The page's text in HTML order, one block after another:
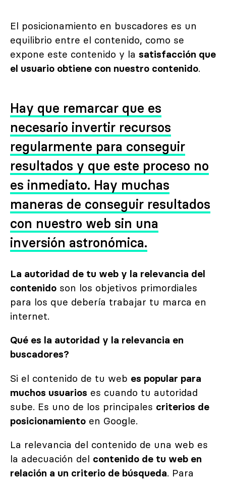
El posicionamiento en buscadores es un
equilibrio entre el contenido, como se
expone este contenido y la satisfacción que
el usuario obtiene con nuestro contenido.
Hay que remarcar que es
necesario invertir recursos
regularmente para conseguir
resultados y que este proceso no
es inmediato. Hay muchas
maneras de conseguir resultados
con nuestro web sin una
inversión astronómica.
La autoridad de tu web y la relevancia del
contenido son los objetivos primordiales
para los que debería trabajar tu marca en
internet.
Qué es la autoridad y la relevancia en
buscadores?
Si el contenido de tu web es popular para
muchos usuarios es cuando tu autoridad
sube. Es uno de los principales criterios de
posicionamiento en Google.
La relevancia del contenido de una web es
la adecuación del contenido de tu web en
relación a un criterio de búsqueda. Para